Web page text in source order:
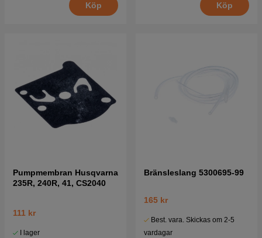
Köp Köp
Pumpmembran Husqvarna
235R, 240R, 41, CS2040
111 kr
I lager
Bränsleslang 5300695-99
165 kr
Best. vara. Skickas om 2-5
vardagar